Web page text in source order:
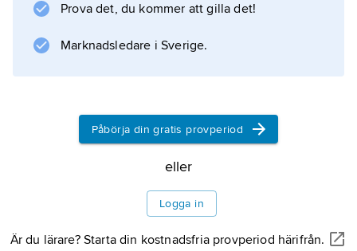
Prova det, du kommer att gilla det!
Marknadsledare i Sverige.
Påbörja din gratis provperiod
eller
Logga in
Är du lärare? Starta din kostnadsfria provperiod härifrån.